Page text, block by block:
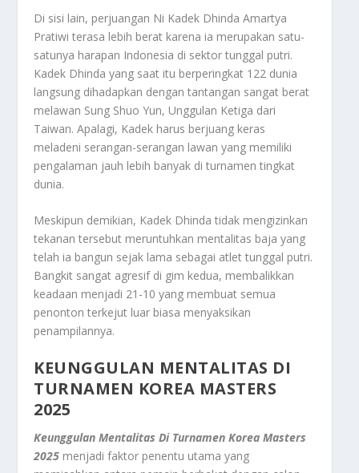
Di sisi lain, perjuangan Ni Kadek Dhinda Amartya
Pratiwi terasa lebih berat karena ia merupakan satu-
satunya harapan Indonesia di sektor tunggal putri.
Kadek Dhinda yang saat itu berperingkat 122 dunia
langsung dihadapkan dengan tantangan sangat berat
melawan Sung Shuo Yun, Unggulan Ketiga dari
Taiwan. Apalagi, Kadek harus berjuang keras
meladeni serangan-serangan lawan yang memiliki
pengalaman jauh lebih banyak di turnamen tingkat
dunia.
Meskipun demikian, Kadek Dhinda tidak mengizinkan
tekanan tersebut meruntuhkan mentalitas baja yang
telah ia bangun sejak lama sebagai atlet tunggal putri.
Bangkit sangat agresif di gim kedua, membalikkan
keadaan menjadi 21-10 yang membuat semua
penonton terkejut luar biasa menyaksikan
penampilannya.
KEUNGGULAN MENTALITAS DI
TURNAMEN KOREA MASTERS
2025
Keunggulan Mentalitas Di Turnamen Korea Masters
2025 menjadi faktor penentu utama yang